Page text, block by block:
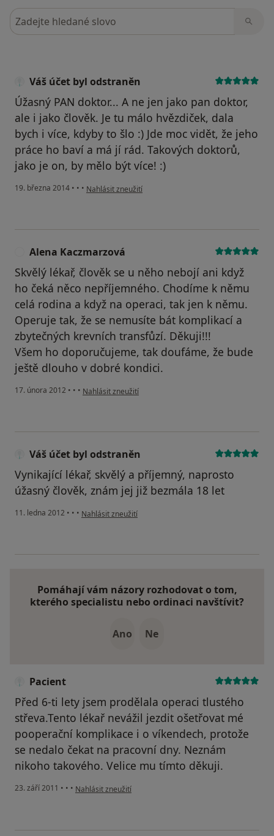
Hledejte v názorech
Váš účet byl odstraněn
Úžasný PAN doktor... A ne jen jako pan doktor,
ale i jako člověk. Je tu málo hvězdiček, dala
bych i více, kdyby to šlo :) Jde moc vidět, že jeho
práce ho baví a má jí rád. Takových doktorů,
jako je on, by mělo být více! :)
19. března 2014 • • • podle názoru uživatele Váš účet byl odstraněn
Nahlásit zneužití
Alena Kaczmarzová
Skvělý lékař, člověk se u něho nebojí ani když
ho čeká něco nepříjemného. Chodíme k němu
celá rodina a když na operaci, tak jen k němu.
Operuje tak, že se nemusíte bát komplikací a
zbytečných krevních transfůzí. Děkuji!!!
Všem ho doporučujeme, tak doufáme, že bude
ještě dlouho v dobré kondici.
17. února 2012 • • • podle názoru uživatele Alena Kaczmarzová
Nahlásit zneužití
Váš účet byl odstraněn
Vynikající lékař, skvělý a příjemný, naprosto
úžasný člověk, znám jej již bezmála 18 let
11. ledna 2012 • • • podle názoru uživatele Váš účet byl odstraněn
Nahlásit zneužití
Pomáhají vám názory rozhodovat o tom,
kterého specialistu nebo ordinaci navštívit?
Ano Ne
Pacient
Před 6-ti lety jsem prodělala operaci tlustého
střeva.Tento lékař nevážil jezdit ošetřovat mé
pooperační komplikace i o víkendech, protože
se nedalo čekat na pracovní dny. Neznám
nikoho takového. Velice mu tímto děkuji.
23. září 2011 • • • podle názoru uživatele Pacient
Nahlásit zneužití